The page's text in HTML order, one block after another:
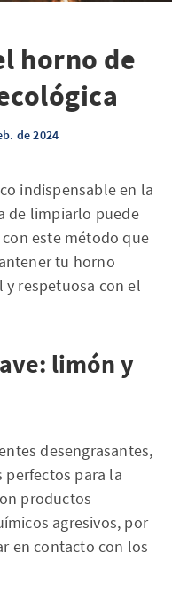
horno de
de 2024
indispensable en la
de limpiarlo puede
este método que
tu horno
y respetuosa con el
limón y
desengrasantes,
perfectos para la
productos
agresivos, por
en contacto con los